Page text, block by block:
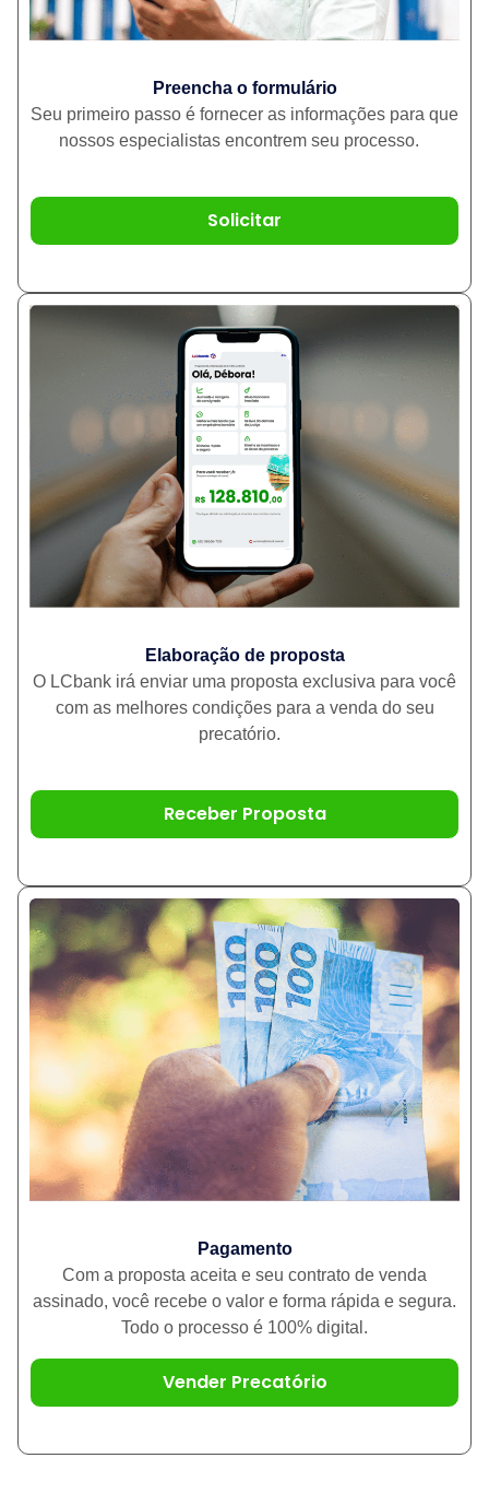
Preencha o formulário
Seu primeiro passo é fornecer as informações para que
nossos especialistas encontrem seu processo.
Solicitar
Elaboração de proposta
O LCbank irá enviar uma proposta exclusiva para você
com as melhores condições para a venda do seu
precatório.
Receber Proposta
Pagamento
Com a proposta aceita e seu contrato de venda
assinado, você recebe o valor e forma rápida e segura.
Todo o processo é 100% digital.
Vender Precatório